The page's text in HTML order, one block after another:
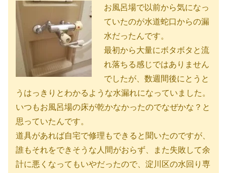
お風呂場で以前から気になっ
ていたのが水道蛇口からの漏
水だったんです。
最初から大量にボタボタと流
れ落ちる感じではありません
でしたが、数週間後にとうと
うはっきりとわかるような水漏れになっていました。
いつもお風呂場の床が乾かなかったのでなぜかな？と
思っていたんです。
道具があれば自宅で修理もできると聞いたのですが、
誰もそれをできそうな人間がおらず、また失敗して余
計に悪くなってもいやだったので、淀川区の水回り専